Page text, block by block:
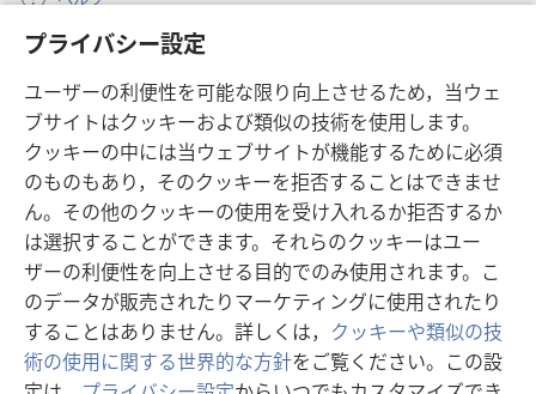
プライバシー設定
ユーザーの利便性を可能な限り向上させるため，当ウェ
ブサイトはクッキーおよび類似の技術を使用します。
クッキーの中には当ウェブサイトが機能するために必須
のものもあり，そのクッキーを拒否することはできませ
ん。その他のクッキーの使用を受け入れるか拒否するか
は選択することができます。それらのクッキーはユー
ザーの利便性を向上させる目的でのみ使用されます。こ
のデータが販売されたりマーケティングに使用されたり
することはありません。詳しくは， クッキーや類似の技
術の使用に関する世界的な方針をご覧ください。この設
寄付
し
い
タ
ブ
で
開
く）
ものみの塔 オンライン・ライブラリー
（新
し
い
タ
ブ
で
開
く）
JW Hub ®
（新
し
い
タ
ブ
で
開
く）
JW Library ®
Watchtower Library®